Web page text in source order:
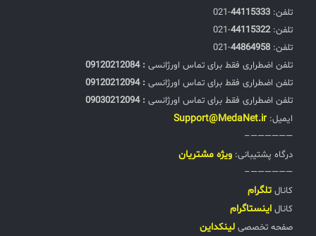
تلفن:‌ 44115333
-021
تلفن:‌44115322
-021
تلفن:‌ 44864958
-021
تلفن اضطراری فقط برای تماس اورژانسی : 09120212084
تلفن اضطراری فقط برای تماس اورژانسی : 09120212094
تلفن اضطراری فقط برای تماس اورژانسی : 09030212094
ایمیل: Support@MedaNet.ir
——————–
درگاه پشتیبانی: ويژه مشتریان
——————–
کانال تلگرام
کانال اینستاگرام
صفحه تخصصی لینکداین